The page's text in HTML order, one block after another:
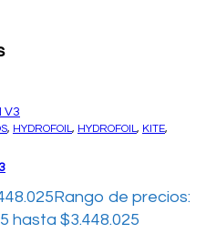
, HYDROFOIL, HYDROFOIL, KITE,
Rango de precios:
hasta $3.448.025